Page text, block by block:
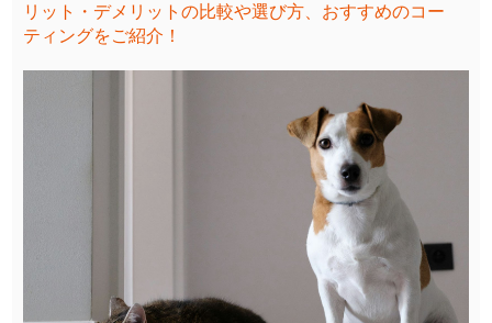
リット・デメリットの比較や選び方、おすすめのコー
ティングをご紹介！